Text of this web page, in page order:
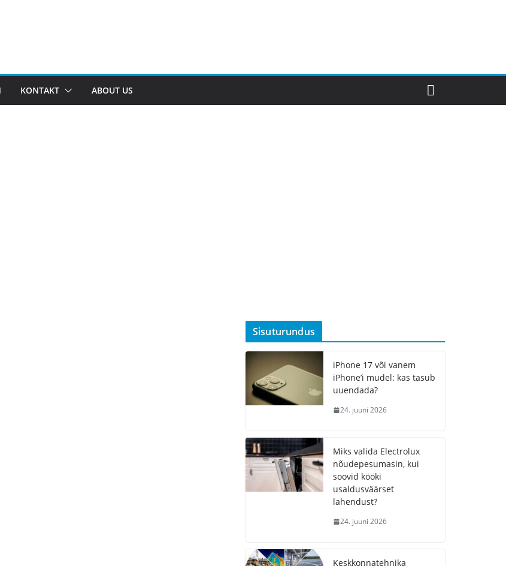
KONTAKT ABOUT US
Sisuturundus
iPhone 17 või vanem
iPhone’i mudel: kas tasub
uuendada?
24. juuni 2026
Miks valida Electrolux
nõudepesumasin, kui
soovid kööki
usaldusväärset
lahendust?
24. juuni 2026
Keskkonnatehnika